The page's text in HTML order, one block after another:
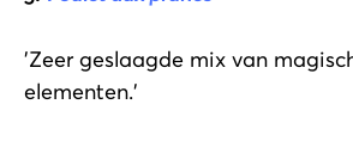
'Zeer geslaagde mix van
elementen.'